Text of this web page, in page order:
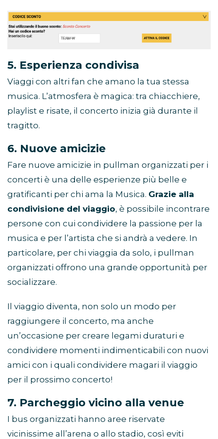
5. Esperienza condivisa
Viaggi con altri fan che amano la tua stessa
musica. L’atmosfera è magica: tra chiacchiere,
playlist e risate, il concerto inizia già durante il
tragitto.
6. Nuove amicizie
Fare nuove amicizie in pullman organizzati per i
concerti è una delle esperienze più belle e
gratificanti per chi ama la Musica. Grazie alla
condivisione del viaggio, è possibile incontrare
persone con cui condividere la passione per la
musica e per l’artista che si andrà a vedere. In
particolare, per chi viaggia da solo, i pullman
organizzati offrono una grande opportunità per
socializzare.
Il viaggio diventa, non solo un modo per
raggiungere il concerto, ma anche
un’occasione per creare legami duraturi e
condividere momenti indimenticabili con nuovi
amici con i quali condividere magari il viaggio
per il prossimo concerto!
7. Parcheggio vicino alla venue
I bus organizzati hanno aree riservate
vicinissime all’arena o allo stadio, così eviti